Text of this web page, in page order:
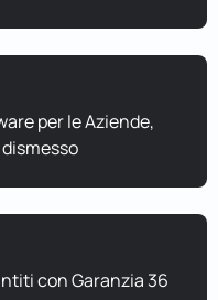
per le Aziende,
con Garanzia 36